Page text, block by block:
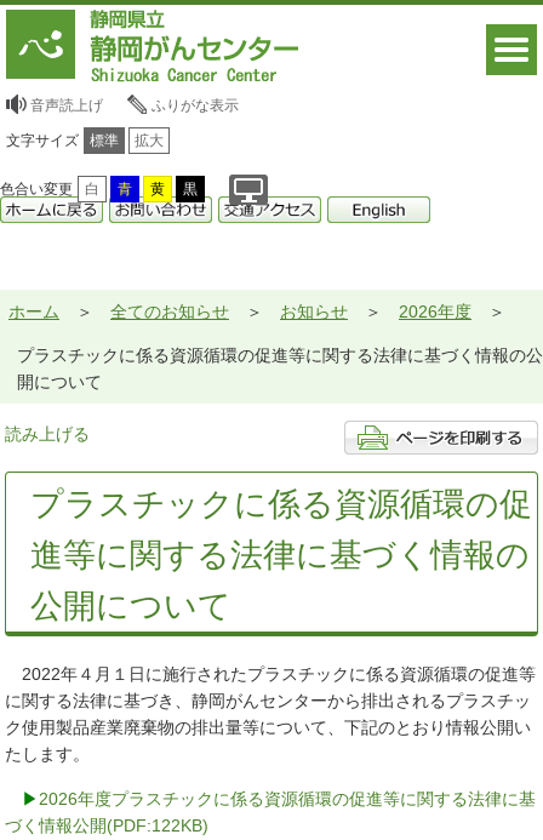
音声読上げ ふりがな表示
文字サイズ 標準 拡大
色合い変更 白 青 黄 黒
ホーム 全てのお知らせ お知らせ 2026年度
プラスチックに係る資源循環の促進等に関する法律に基づく情報の公
開について
読み上げる
プラスチックに係る資源循環の促
進等に関する法律に基づく情報の
公開について
2022年４月１日に施行されたプラスチックに係る資源循環の促進等
に関する法律に基づき、静岡がんセンターから排出されるプラスチッ
ク使用製品産業廃棄物の排出量等について、下記のとおり情報公開い
たします。
▶ 2026年度プラスチックに係る資源循環の促進等に関する法律に基
づく情報公開(PDF:122KB)